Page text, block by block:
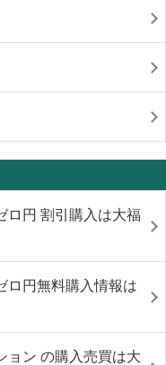
ロ円 割引購入は大福
ロ円無料購入情報は
ョン の購入売買は大